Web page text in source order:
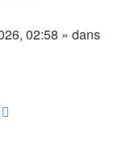
02:58 » dans